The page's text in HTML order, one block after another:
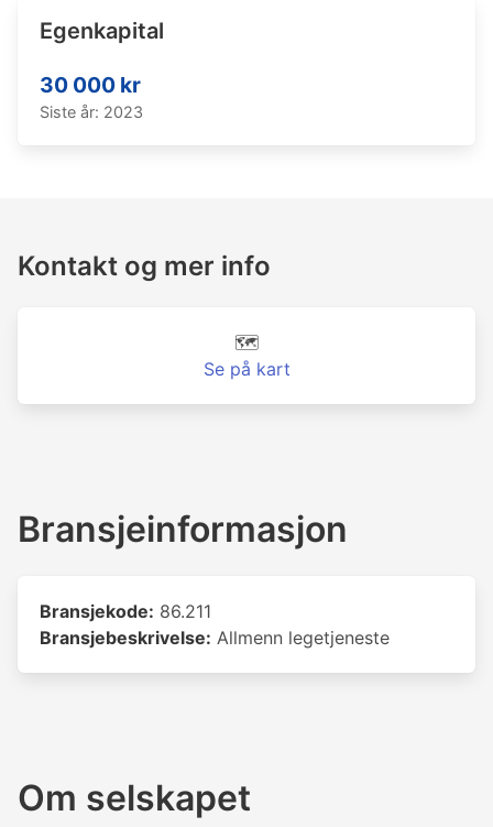
Egenkapital
30 000 kr
Siste år: 2023
Kontakt og mer info
🗺️
Se på kart
Bransjeinformasjon
Bransjekode: 86.211
Bransjebeskrivelse: Allmenn legetjeneste
Om selskapet